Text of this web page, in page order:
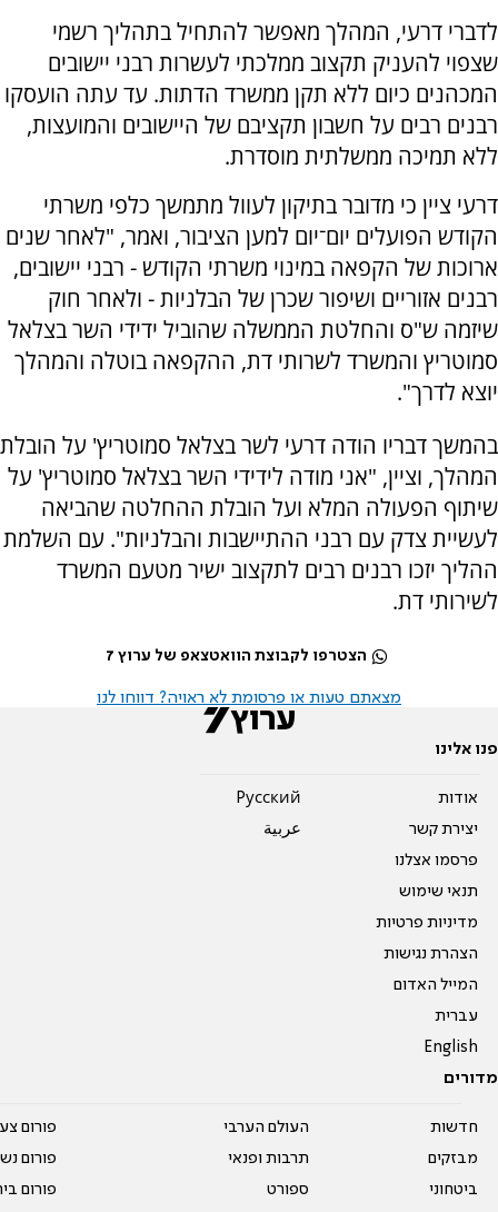
לדברי דרעי, המהלך מאפשר להתחיל בתהליך רשמי
שצפוי להעניק תקצוב ממלכתי לעשרות רבני יישובים
המכהנים כיום ללא תקן ממשרד הדתות. עד עתה הועסקו
רבנים רבים על חשבון תקציבם של היישובים והמועצות,
ללא תמיכה ממשלתית מוסדרת.
דרעי ציין כי מדובר בתיקון לעוול מתמשך כלפי משרתי
הקודש הפועלים יום־יום למען הציבור, ואמר, "לאחר שנים
ארוכות של הקפאה במינוי משרתי הקודש - רבני יישובים,
רבנים אזוריים ושיפור שכרן של הבלניות - ולאחר חוק
שיזמה ש"ס והחלטת הממשלה שהוביל ידידי השר בצלאל
סמוטריץ והמשרד לשרותי דת, ההקפאה בוטלה והמהלך
יוצא לדרך".
בהמשך דבריו הודה דרעי לשר בצלאל סמוטריץ' על הובלת
המהלך, וציין, "אני מודה לידידי השר בצלאל סמוטריץ' על
שיתוף הפעולה המלא ועל הובלת ההחלטה שהביאה
לעשיית צדק עם רבני ההתיישבות והבלניות". עם השלמת
ההליך יזכו רבנים רבים לתקצוב ישיר מטעם המשרד
לשירותי דת.
הצטרפו לקבוצת הוואטצאפ של ערוץ 7
מצאתם טעות או פרסומת לא ראויה? דווחו לנו
פנו אלינו
אודות
יצירת קשר
פרסמו אצלנו
תנאי שימוש
מדיניות פרטיות
הצהרת נגישות
המייל האדום
עברית
English
Pусский
عربية
מדורים
חדשות
מבזקים
ביטחוני
העולם הערבי
תרבות ופנאי
ספורט
פורום
פורום
פורום